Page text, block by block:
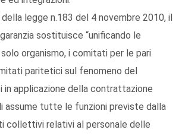
legge n.183 del 4 novembre 2010, il
sostituisce “unificando le
organismo, i comitati per le pari
paritetici sul fenomeno del
applicazione della contrattazione
assume tutte le funzioni previste dalla
collettivi relativi al personale delle